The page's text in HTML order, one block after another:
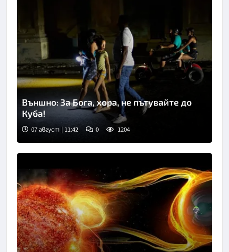
Външно: За Бога, хора, не пътувайте до
Куба!
07 август | 11:42 0 1204